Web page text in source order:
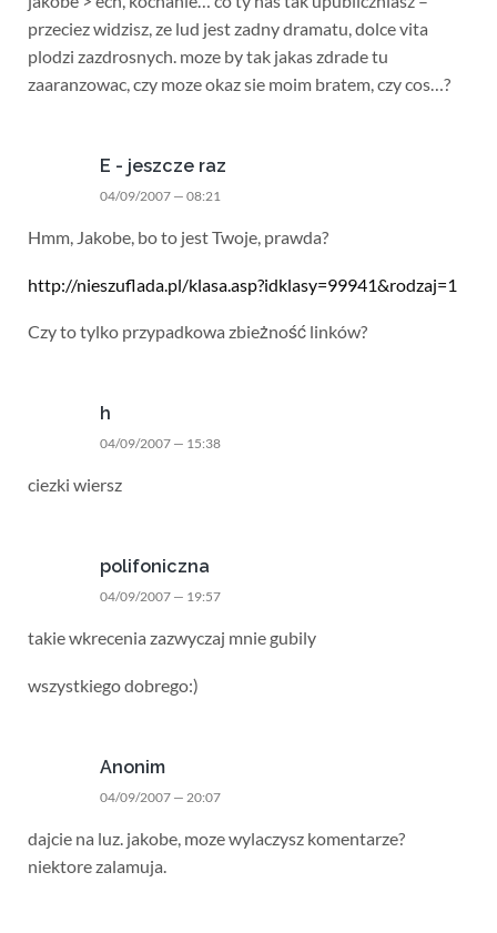
przeciez widzisz, ze lud jest zadny dramatu, dolce vita
plodzi zazdrosnych. moze by tak jakas zdrade tu
zaaranzowac, czy moze okaz sie moim bratem, czy cos…?
E - jeszcze raz
04/09/2007 — 08:21
Hmm, Jakobe, bo to jest Twoje, prawda?
http://nieszuflada.pl/klasa.asp?idklasy=99941&rodzaj=1
Czy to tylko przypadkowa zbieżność linków?
h
04/09/2007 — 15:38
ciezki wiersz
polifoniczna
04/09/2007 — 19:57
takie wkrecenia zazwyczaj mnie gubily
wszystkiego dobrego:)
Anonim
04/09/2007 — 20:07
dajcie na luz. jakobe, moze wylaczysz komentarze?
niektore zalamuja.